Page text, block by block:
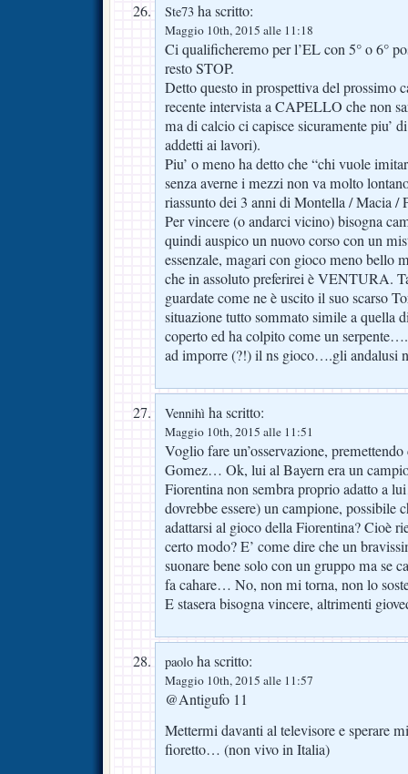
Ste73 ha scritto:
Maggio 10th, 2015 alle 11:18
Ci qualificheremo per l’EL con 5° o 6°
resto STOP.
Detto questo in prospettiva del prossimo
recente intervista a CAPELLO che non
ma di calcio ci capisce sicuramente piu’
addetti ai lavori).
Piu’ o meno ha detto che “chi vuole
senza averne i mezzi non va molto
riassunto dei 3 anni di Montella / Macia /
Per vincere (o andarci vicino) bisogna
quindi auspico un nuovo corso con un
essenzale, magari con gioco meno bello
che in assoluto preferirei è VENTURA.
guardate come ne è uscito il suo scarso
situazione tutto sommato simile a quella
coperto ed ha colpito come un
ad imporre (?!) il ns gioco….gli andalusi
Vennihì ha scritto:
Maggio 10th, 2015 alle 11:51
Voglio fare un’osservazione,
Gomez… Ok, lui al Bayern era un
Fiorentina non sembra proprio adatto a
dovrebbe essere) un campione, possibile
adattarsi al gioco della Fiorentina? Cioè
certo modo? E’ come dire che un
suonare bene solo con un gruppo ma se
fa cahare… No, non mi torna, non lo
E stasera bisogna vincere, altrimenti
paolo ha scritto:
Maggio 10th, 2015 alle 11:57
@Antigufo 11
Mettermi davanti al televisore e sperare
fioretto… (non vivo in Italia)